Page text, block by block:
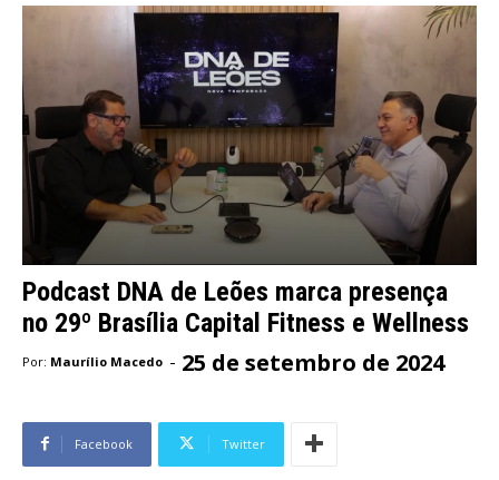
Podcast DNA de Leões marca presença
no 29º Brasília Capital Fitness e Wellness
Por: Maurílio Macedo - 25 de setembro de 2024
Facebook Twitter